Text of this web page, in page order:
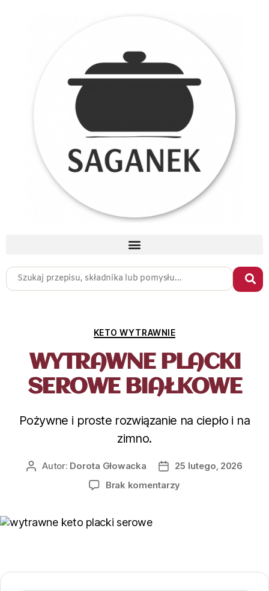
KETO WYTRAWNIE
WYTRAWNE PLACKI
SEROWE BIAŁKOWE
Pożywne i proste rozwiązanie na ciepło i na
zimno.
Autor: Dorota Głowacka
25 lutego, 2026
Brak komentarzy